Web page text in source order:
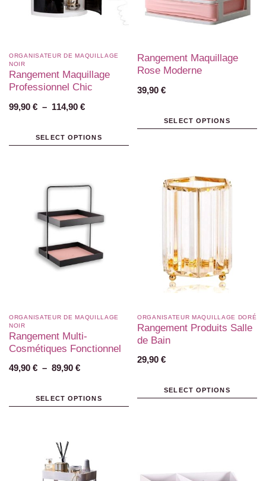
ORGANISATEUR DE MAQUILLAGE
NOIR
Rangement Maquillage
Professionnel Chic
99,90 € – 114,90 €
SELECT OPTIONS
Rangement Maquillage
Rose Moderne
39,90 €
SELECT OPTIONS
ORGANISATEUR DE MAQUILLAGE
NOIR
Rangement Multi-
Cosmétiques Fonctionnel
49,90 € – 89,90 €
SELECT OPTIONS
ORGANISATEUR MAQUILLAGE DORÉ
Rangement Produits Salle
de Bain
29,90 €
SELECT OPTIONS